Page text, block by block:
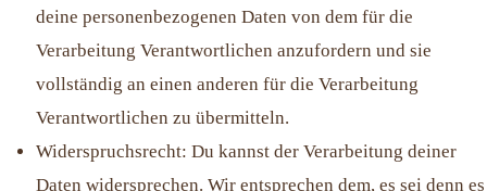
deine personenbezogenen Daten von dem für die
Verarbeitung Verantwortlichen anzufordern und sie
vollständig an einen anderen für die Verarbeitung
Verantwortlichen zu übermitteln.
Widerspruchsrecht: Du kannst der Verarbeitung deiner
Daten widersprechen. Wir entsprechen dem, es sei denn es